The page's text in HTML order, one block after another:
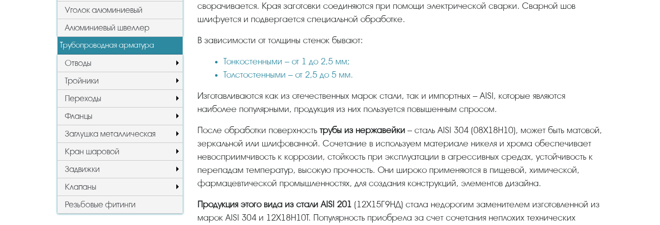
Уголок алюминиевый
Алюминиевый швеллер
Трубопроводная арматура
Отводы
Тройники
Переходы
Фланцы
Заглушка металлическая
Кран шаровой
Задвижки
Клапаны
Резьбовые фитинги
сворачивается. Края заготовки соединяются при помощи электрической сварки. Сварной шов
шлифуется и подвергается специальной обработке.
В зависимости от толщины стенок бывают:
Тонкостенными – от 1 до 2,5 мм;
Толстостенными – от 2,5 до 5 мм.
Изготавливаются как из отечественных марок стали, так и импортных – AISI, которые являются
наиболее популярными, продукция из них пользуется повышенным спросом.
После обработки поверхность трубы из нержавейки – сталь AISI 304 (08Х18Н10), может быть матовой,
зеркальной или шлифованной. Сочетание в используем материале никеля и хрома обеспечивает
невосприимчивость к коррозии, стойкость при эксплуатации в агрессивных средах, устойчивость к
перепадам температур, высокую прочность. Они широко применяются в пищевой, химической,
фармацевтической промышленностях, для создания конструкций, элементов дизайна.
Продукция этого вида из стали AISI 201 (12Х15Г9НД) стала недорогим заменителем изготовленной из
марок AISI 304 и 12Х18Н10Т. Популярность приобрела за счет сочетания неплохих технических